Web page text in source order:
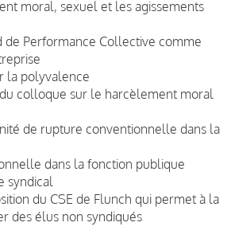
moral, sexuel et les agissements
de Performance Collective comme
la polyvalence
colloque sur le harcèlement moral
de rupture conventionnelle dans la
dans la fonction publique
syndical
du CSE de Flunch qui permet à la
des élus non syndiqués